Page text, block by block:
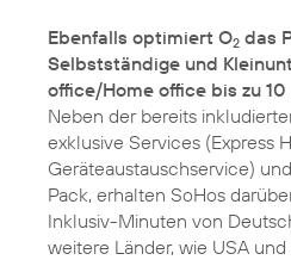
Ebenfalls optimiert O2 das
Selbstständige und
office/Home office bis zu
Neben der bereits
exklusive Services (Express
Geräteaustauschservice)
Pack, erhalten SoHos
Inklusiv-Minuten von
weitere Länder, wie USA und